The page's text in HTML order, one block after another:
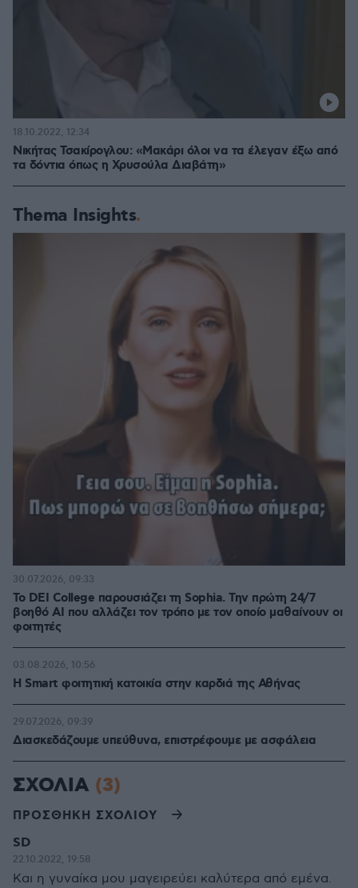
Νικήτας Τσακίρογλου: «Μακάρι όλοι να τα έλεγαν έξω από
τα δόντια όπως η Χρυσούλα Διαβάτη»
18.10.2022, 12:34
Thema Insights
Το DEI College παρουσιάζει τη Sophia. Την πρώτη 24/7
βοηθό AI που αλλάζει τον τρόπο με τον οποίο μαθαίνουν οι
φοιτητές
30.07.2026, 09:33
Η Smart φοιτητική κατοικία στην καρδιά της Αθήνας
03.08.2026, 10:56
Διασκεδάζουμε υπεύθυνα, επιστρέφουμε με ασφάλεια
29.07.2026, 09:39
ΣΧΟΛΙΑ (3)
ΠΡΟΣΘΗΚΗ ΣΧΟΛΙΟΥ
SD
22.10.2022, 19:58
Και η γυναίκα μου μαγειρεύει καλύτερα από εμένα.